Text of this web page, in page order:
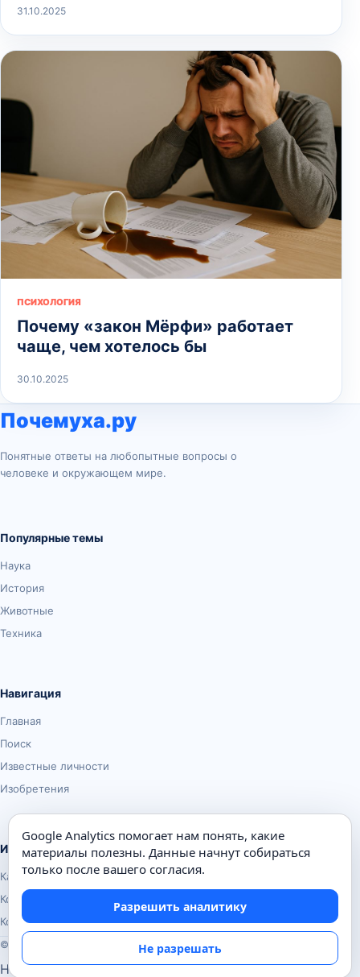
31.10.2025
ПСИХОЛОГИЯ
Почему «закон Мёрфи» работает
чаще, чем хотелось бы
30.10.2025
Почемуха.ру
Понятные ответы на любопытные вопросы о
человеке и окружающем мире.
Популярные темы
Наука
История
Животные
Техника
Навигация
Главная
Поиск
Известные личности
Изобретения
Информация
Карта сайта
Контакты
Конфиденциальность
© Почемуха.ру, 2010–2026
Настройки аналитики
Google Analytics помогает нам понять, какие
материалы полезны. Данные начнут собираться
только после вашего согласия.
Разрешить аналитику
Не разрешать